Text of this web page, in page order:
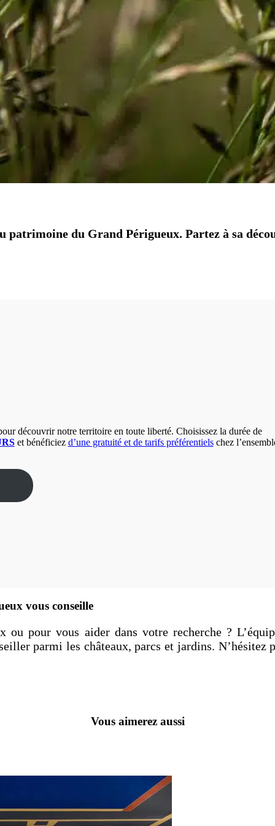
du Grand Périgueux. Partez à sa
découvrir notre territoire en toute liberté. Choisissez la durée de
et bénéficiez d’une gratuité et de tarifs préférentielschez
vous conseille
ou pour vous aider dans votre recherche ?
parmi les châteaux, parcs et jardins. N’hésitez
Vous aimerez aussi